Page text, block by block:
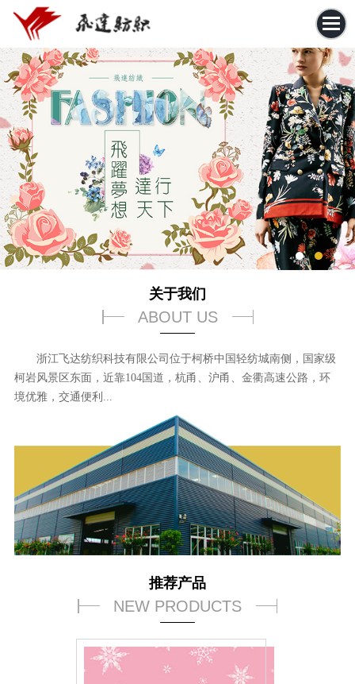
关于我们
ABOUT US
浙江飞达纺织科技有限公司位于柯桥中国轻纺城南侧，国家级
柯岩风景区东面，近靠104国道，杭甬、沪甬、金衢高速公路，环
境优雅，交通便利...
推荐产品
NEW PRODUCTS